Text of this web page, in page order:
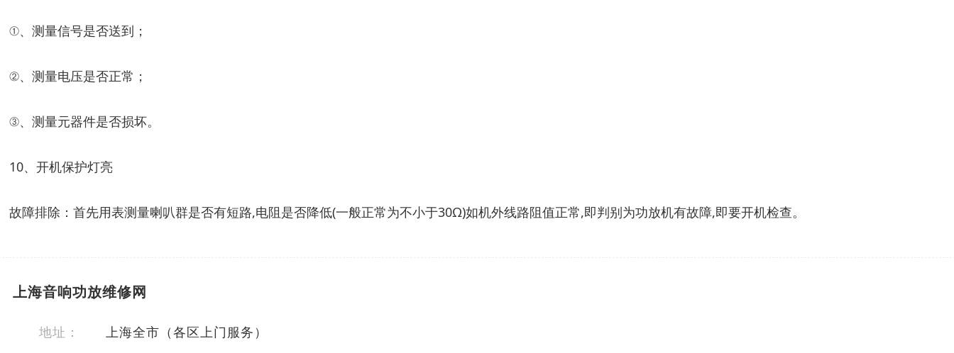
①、测量信号是否送到；
②、测量电压是否正常；
③、测量元器件是否损坏。
10、开机保护灯亮
故障排除：首先用表测量喇叭群是否有短路,电阻是否降低(一般正常为不小于30Ω)如机外线路阻值正常,即判别为功放机有故障,即要开机检查。
上海音响功放维修网
地址： 上海全市（各区上门服务）